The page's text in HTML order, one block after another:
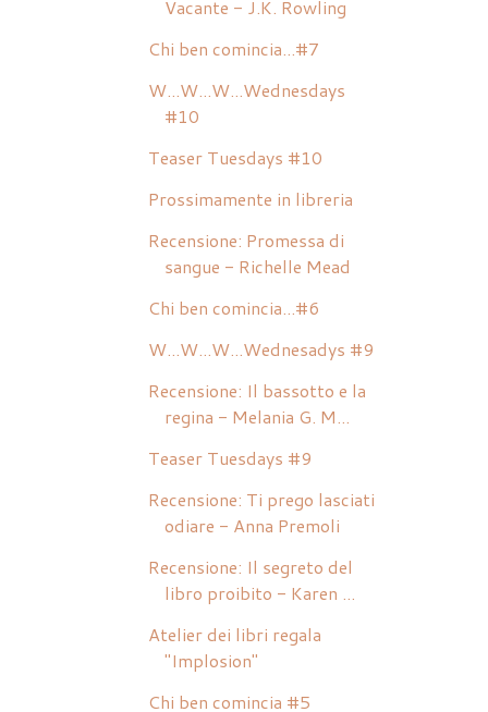
Vacante - J.K. Rowling
Chi ben comincia...#7
W...W...W...Wednesdays
#10
Teaser Tuesdays #10
Prossimamente in libreria
Recensione: Promessa di
sangue - Richelle Mead
Chi ben comincia...#6
W...W...W...Wednesadys #9
Recensione: Il bassotto e la
regina - Melania G. M...
Teaser Tuesdays #9
Recensione: Ti prego lasciati
odiare - Anna Premoli
Recensione: Il segreto del
libro proibito - Karen ...
Atelier dei libri regala
"Implosion"
Chi ben comincia #5